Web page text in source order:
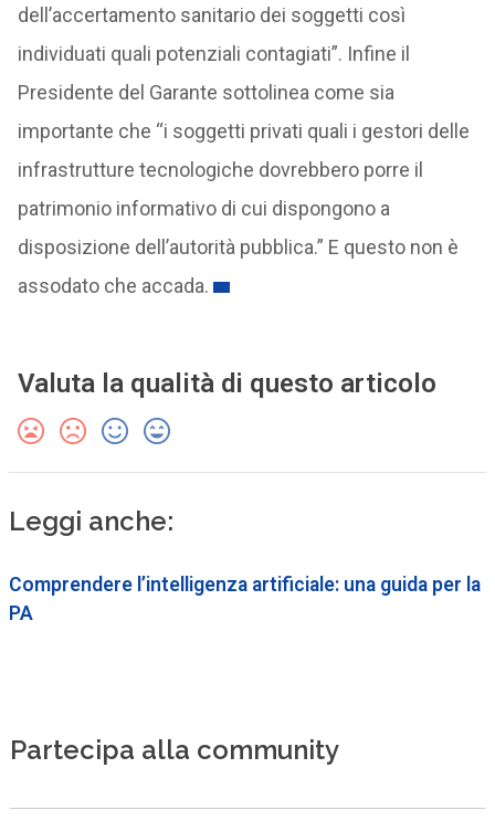
dell’accertamento sanitario dei soggetti così
individuati quali potenziali contagiati”. Infine il
Presidente del Garante sottolinea come sia
importante che “i soggetti privati quali i gestori delle
infrastrutture tecnologiche dovrebbero porre il
patrimonio informativo di cui dispongono a
disposizione dell’autorità pubblica.” E questo non è
assodato che accada.
Valuta la qualità di questo articolo
Leggi anche:
Comprendere l’intelligenza artificiale: una guida per la
PA
Partecipa alla community